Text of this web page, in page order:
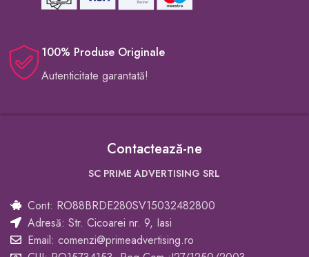
100% Produse Originale
Autenticitate garantată!
Contactează-ne
SC PRIME ADVERTISING SRL
Cont: RO88BRDE280SV15032482800
Adresă: Str. Cicoarei nr. 9, Iasi
Email: comenzi@primeadvertising.ro